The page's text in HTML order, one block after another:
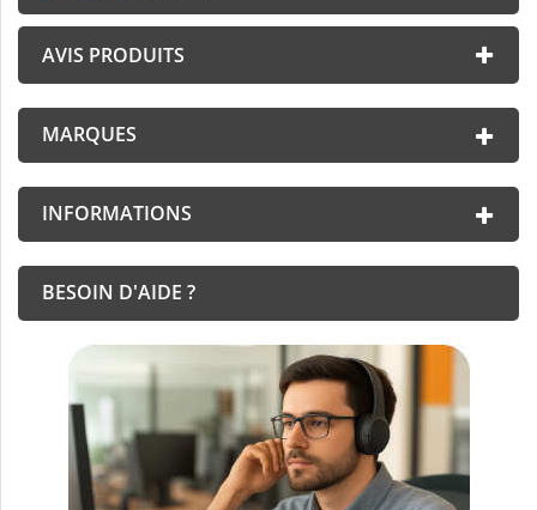
AVIS PRODUITS
MARQUES
INFORMATIONS
BESOIN D'AIDE ?